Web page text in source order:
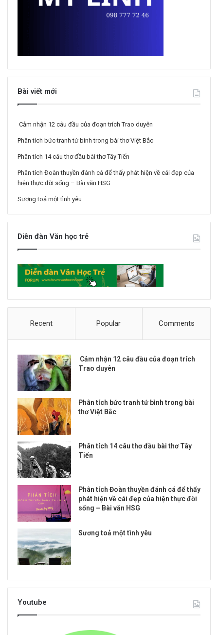
Bài viết mới
Cảm nhận 12 câu đầu của đoạn trích Trao duyên
Phân tích bức tranh tứ bình trong bài thơ Việt Bắc
Phân tích 14 câu thơ đầu bài thơ Tây Tiến
Phân tích Đoàn thuyền đánh cá để thấy phát hiện về cái đẹp của
hiện thực đời sống – Bài văn HSG
Sương toả một tình yêu
Diễn đàn Văn học trẻ
Recent Popular Comments
Cảm nhận 12 câu đầu của đoạn trích
Trao duyên
Phân tích bức tranh tứ bình trong bài
thơ Việt Bắc
Phân tích 14 câu thơ đầu bài thơ Tây
Tiến
Phân tích Đoàn thuyền đánh cá để thấy
phát hiện về cái đẹp của hiện thực đời
sống – Bài văn HSG
Sương toả một tình yêu
Youtube